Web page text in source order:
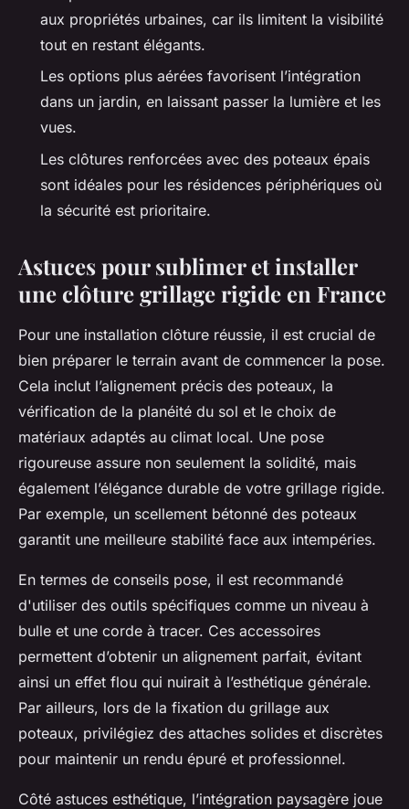
aux propriétés urbaines, car ils limitent la visibilité
tout en restant élégants.
Les options plus aérées favorisent l’intégration
dans un jardin, en laissant passer la lumière et les
vues.
Les clôtures renforcées avec des poteaux épais
sont idéales pour les résidences périphériques où
la sécurité est prioritaire.
Astuces pour sublimer et installer
une clôture grillage rigide en France
Pour une installation clôture réussie, il est crucial de
bien préparer le terrain avant de commencer la pose.
Cela inclut l’alignement précis des poteaux, la
vérification de la planéité du sol et le choix de
matériaux adaptés au climat local. Une pose
rigoureuse assure non seulement la solidité, mais
également l’élégance durable de votre grillage rigide.
Par exemple, un scellement bétonné des poteaux
garantit une meilleure stabilité face aux intempéries.
En termes de conseils pose, il est recommandé
d'utiliser des outils spécifiques comme un niveau à
bulle et une corde à tracer. Ces accessoires
permettent d’obtenir un alignement parfait, évitant
ainsi un effet flou qui nuirait à l’esthétique générale.
Par ailleurs, lors de la fixation du grillage aux
poteaux, privilégiez des attaches solides et discrètes
pour maintenir un rendu épuré et professionnel.
Côté astuces esthétique, l’intégration paysagère joue